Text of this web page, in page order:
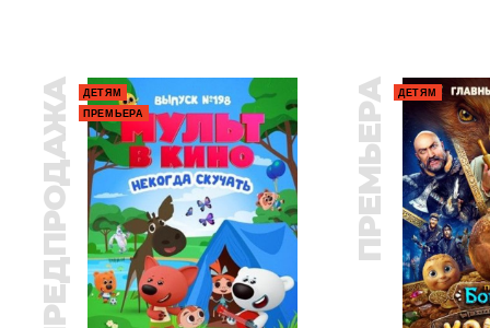
ПРЕДПРОДАЖА
ДЕТЯМ
ПРЕМЬЕРА
ПРЕМЬЕРА ДЕТЯМ